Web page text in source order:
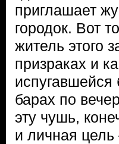
приглашает
городок. Вот
житель этого
призраках и
испугавшейся
барах по
эту чушь,
и личная